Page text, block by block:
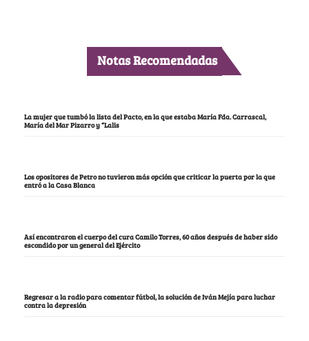
Notas Recomendadas
La mujer que tumbó la lista del Pacto, en la que estaba María Fda. Carrascal,
María del Mar Pizarro y “Lalis
Los opositores de Petro no tuvieron más opción que criticar la puerta por la que
entró a la Casa Blanca
Así encontraron el cuerpo del cura Camilo Torres, 60 años después de haber sido
escondido por un general del Ejército
Regresar a la radio para comentar fútbol, la solución de Iván Mejía para luchar
contra la depresión